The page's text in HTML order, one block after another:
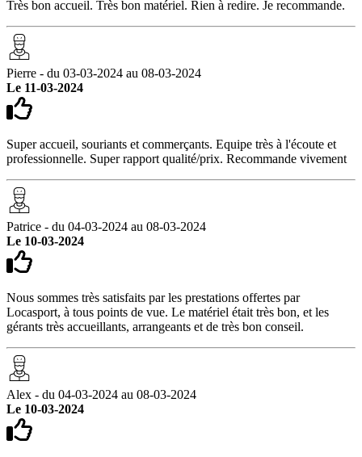
Très bon accueil. Très bon matériel. Rien à redire. Je recommande.
Pierre - du 03-03-2024 au 08-03-2024
Le 11-03-2024
Super accueil, souriants et commerçants. Equipe très à l'écoute et
professionnelle. Super rapport qualité/prix. Recommande vivement
Patrice - du 04-03-2024 au 08-03-2024
Le 10-03-2024
Nous sommes très satisfaits par les prestations offertes par
Locasport, à tous points de vue. Le matériel était très bon, et les
gérants très accueillants, arrangeants et de très bon conseil.
Alex - du 04-03-2024 au 08-03-2024
Le 10-03-2024